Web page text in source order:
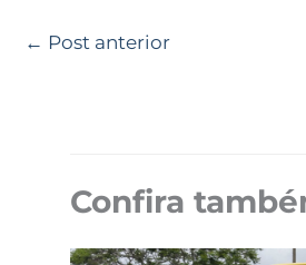
← Post anterior
Confira